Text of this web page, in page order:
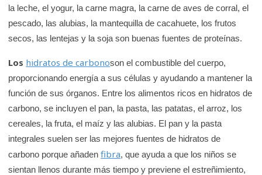
la leche, el yogur, la carne magra, la carne de aves de corral, el
pescado, las alubias, la mantequilla de cacahuete, los frutos
secos, las lentejas y la soja son buenas fuentes de proteínas.
Los hidratos de carbonoson el combustible del cuerpo,
proporcionando energía a sus células y ayudando a mantener la
función de sus órganos. Entre los alimentos ricos en hidratos de
carbono, se incluyen el pan, la pasta, las patatas, el arroz, los
cereales, la fruta, el maíz y las alubias. El pan y la pasta
integrales suelen ser las mejores fuentes de hidratos de
carbono porque añadenfibra, que ayuda a que los niños se
sientan llenos durante más tiempo y previene el estreñimiento,